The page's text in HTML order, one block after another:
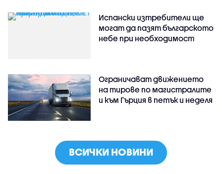
Испански изтребители ще
могат да пазят българското
небе при необходимост
Ограничават движението
на тирове по магистралите
и към Гърция в петък и неделя
ВСИЧКИ НОВИНИ